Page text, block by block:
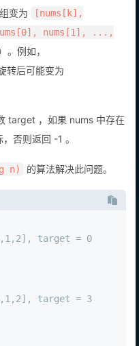
变为
[nums[k],
nums[1], ...,
。例如，
转后可能变为
target ，如果 nums 中存在
否则返回 -1 。
n) 的算法解决此问题。
target = 0
target = 3